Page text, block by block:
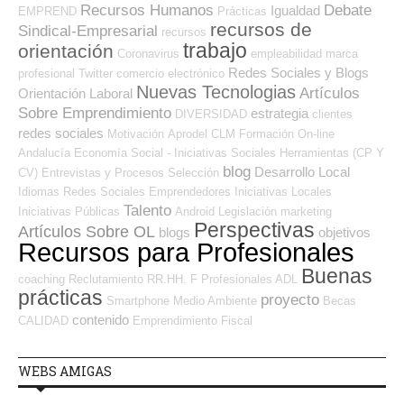
EMPREND Recursos Humanos Prácticas Igualdad Debate
Sindical-Empresarial recursos recursos de
orientación Coronavirus trabajo empleabilidad marca
profesional Twitter comercio electrónico Redes Sociales y Blogs
Orientación Laboral Nuevas Tecnologias Artículos
Sobre Emprendimiento DIVERSIDAD estrategia clientes
redes sociales Motivación Aprodel CLM Formación On-line
Andalucía Economía Social - Iniciativas Sociales Herramientas (CP Y
CV) Entrevistas y Procesos Selección blog Desarrollo Local
Idiomas Redes Sociales Emprendedores Iniciativas Locales
Iniciativas Públicas Talento Android Legislación marketing
Artículos Sobre OL blogs Perspectivas objetivos
Recursos para Profesionales
coaching Reclutamiento RR.HH. F Profesionales ADL
Buenas
prácticas Smartphone Medio Ambiente proyecto Becas
CALIDAD contenido Emprendimiento Fiscal
WEBS AMIGAS